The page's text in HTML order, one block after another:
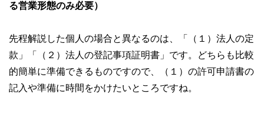
る営業形態のみ必要）
先程解説した個人の場合と異なるのは、「（１）法人の定
款」「（２）法人の登記事項証明書」です。どちらも比較
的簡単に準備できるものですので、（１）の許可申請書の
記入や準備に時間をかけたいところですね。